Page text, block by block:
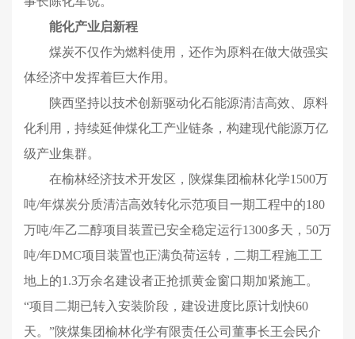
能化产业启新程
煤炭不仅作为燃料使用，还作为原料在做大做强实
体经济中发挥着巨大作用。
陕西坚持以技术创新驱动化石能源清洁高效、原料
化利用，持续延伸煤化工产业链条，构建现代能源万亿
级产业集群。
在榆林经济技术开发区，陕煤集团榆林化学1500万
吨/年煤炭分质清洁高效转化示范项目一期工程中的180
万吨/年乙二醇项目装置已安全稳定运行1300多天，50万
吨/年DMC项目装置也正满负荷运转，二期工程施工工
地上的1.3万余名建设者正抢抓黄金窗口期加紧施工。
“项目二期已转入安装阶段，建设进度比原计划快60
天。”陕煤集团榆林化学有限责任公司董事长王会民介